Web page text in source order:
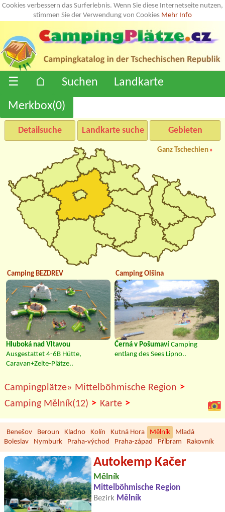
Cookies verbessern das Surferlebnis. Wenn Sie diese Internetseite nutzen,
stimmen Sie der Verwendung von Cookies Mehr Info
☰ ⌂ Suchen
Landkarte
Merkbox(0)
Detailsuche Landkarte suche Gebieten
Ganz Tschechien»
Camping BEZDREV
Hluboká nad Vltavou
Ausgestattet 4-6B Hütte,
Caravan+Zelte-Plätze..
Camping Olšina
Černá v Pošumaví Camping
entlang des Sees Lipno..
Campingplätze» Mittelböhmische Region >
Camping Mělník(12) > Karte >
Benešov Beroun Kladno Kolín Kutná Hora Mělník
Mladá
Boleslav
Nymburk Praha-východ Praha-západ Příbram Rakovník
Autokemp Kačer
Mělník
Mittelböhmische Region
Bezirk Mělník